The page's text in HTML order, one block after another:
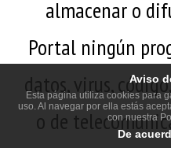
almacenar o
Portal ningún
datos, virus,
o de
Aviso
Esta página utiliza cookies para
uso. Al navegar por ella estás
con nuestra
De